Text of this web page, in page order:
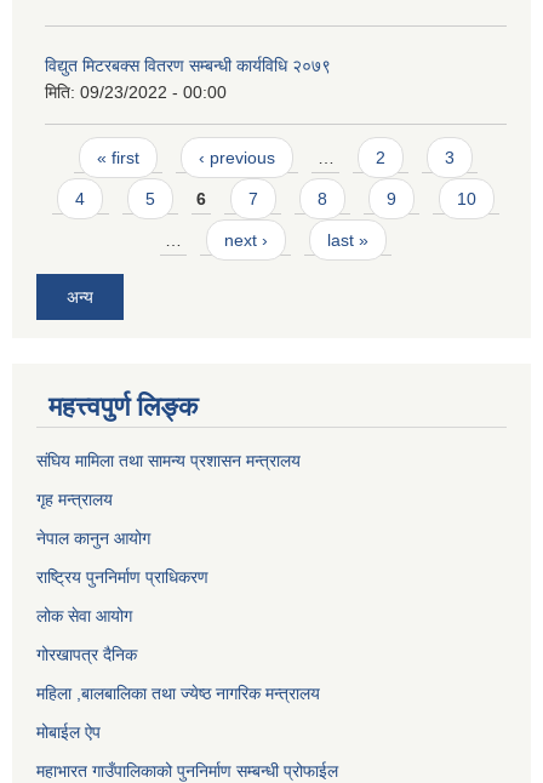
विद्युत मिटरबक्स वितरण सम्बन्धी कार्यविधि २०७९
मिति: 09/23/2022 - 00:00
Pages
« first ‹ previous 2 3
4 5 6 7 8 9 10
next › last »
अन्य
महत्त्वपुर्ण लिङ्क
संघिय मामिला तथा सामन्य प्रशासन मन्त्रालय
गृह मन्त्रालय
नेपाल कानुन आयोग
राष्ट्रिय पुननिर्माण प्राधिकरण
लोक सेवा आयोग
गोरखापत्र दैनिक
महिला ,बालबालिका तथा ज्येष्ठ नागरिक मन्त्रालय
मोबाईल ऐप
महाभारत गाउँपालिकाको पुननिर्माण सम्बन्धी प्रोफाईल